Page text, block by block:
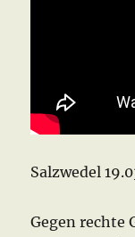
Salzwedel
Gegen rechte